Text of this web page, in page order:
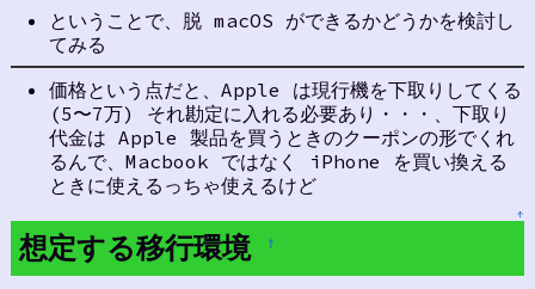
ということで、脱 macOS ができるかどうかを検討し
てみる
価格という点だと、Apple は現行機を下取りしてくる
(5〜7万) それ勘定に入れる必要あり・・・、下取り
代金は Apple 製品を買うときのクーポンの形でくれ
るんで、Macbook ではなく iPhone を買い換える
ときに使えるっちゃ使えるけど
↑
想定する移行環境 †